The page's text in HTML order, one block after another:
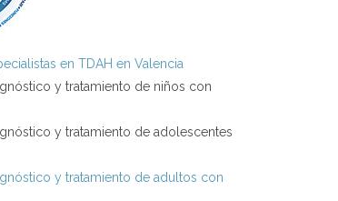
en TDAH en Valencia
y tratamiento de niños con
y tratamiento de adolescentes
y tratamiento de adultos con